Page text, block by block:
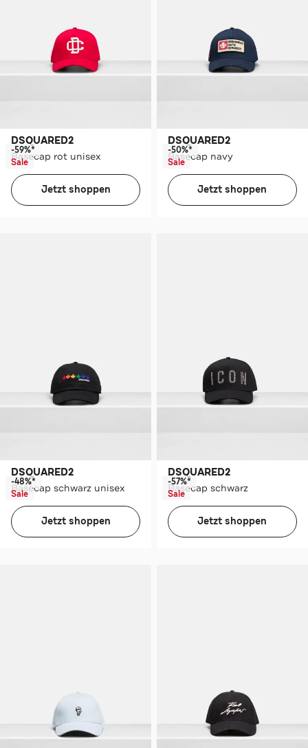
DSQUARED2
Basecap rot unisex
-59%*
Sale
Jetzt shoppen
DSQUARED2
Basecap navy
-50%*
Sale
Jetzt shoppen
DSQUARED2
Basecap schwarz unisex
-48%*
Sale
Jetzt shoppen
DSQUARED2
Basecap schwarz
-57%*
Sale
Jetzt shoppen